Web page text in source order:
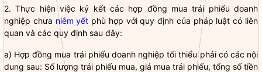
2. Thực hiện việc ký kết các hợp đồng muatrái phiếu doanh
nghiệp chưa niêm yết phù hợp với quy định của pháp luật có liên
quan và các quy định sau đây:
a) Hợp đồng mua trái phiếu doanh nghiệp tối thiểu phải có các nội
dung sau: Số lượng trái phiếu mua, giá mua trái phiếu, tổng số tiền